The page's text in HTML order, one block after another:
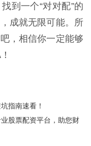
到一个“对对配”的
成就无限可能。所
，相信你一定能够
指南速看！
股票配资平台，助您财